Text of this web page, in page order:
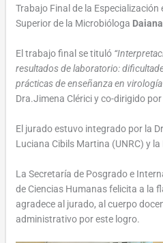
Trabajo Final de la Especialización
Superior de la Microbióloga
El trabajo final se tituló
resultados de laboratorio:
prácticas de enseñanza en
Dra.Jimena Clérici y co-dirigido
El jurado estuvo integrado por la
Luciana Cibils Martina (UNRC) y
La Secretaría de Posgrado e
de Ciencias Humanas felicita a la
agradece al jurado, al cuerpo
administrativo por este logro.